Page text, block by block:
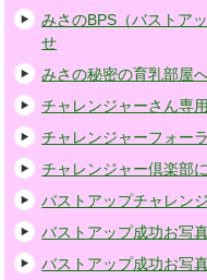
みさのBPS（バストア
せ
みさの秘密の育乳部屋
チャレンジャーさん専
チャレンジャーフォー
チャレンジャー倶楽部
バストアップチャレン
バストアップ成功お写
バストアップ成功お写